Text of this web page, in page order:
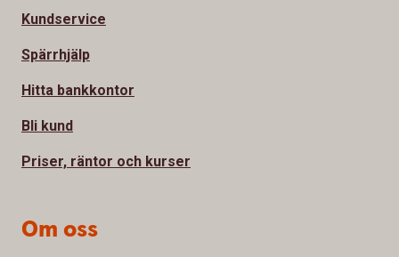
Kundservice
Spärrhjälp
Hitta bankkontor
Bli kund
Priser, räntor och kurser
Om oss